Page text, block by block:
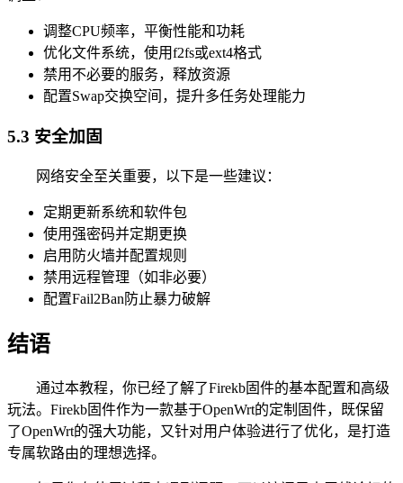
调整CPU频率，平衡性能和功耗
优化文件系统，使用f2fs或ext4格式
禁用不必要的服务，释放资源
配置Swap交换空间，提升多任务处理能力
5.3 安全加固
网络安全至关重要，以下是一些建议：
定期更新系统和软件包
使用强密码并定期更换
启用防火墙并配置规则
禁用远程管理（如非必要）
配置Fail2Ban防止暴力破解
结语
通过本教程，你已经了解了Firekb固件的基本配置和高级
玩法。Firekb固件作为一款基于OpenWrt的定制固件，既保留
了OpenWrt的强大功能，又针对用户体验进行了优化，是打造
专属软路由的理想选择。